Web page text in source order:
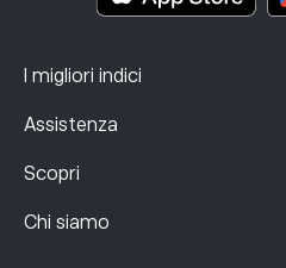
I migliori indici
Assistenza
Scopri
Chi siamo